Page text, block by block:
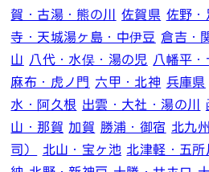
賀・古湯・熊の川
佐賀県 佐野・
寺・天城湯ヶ島・中伊豆 倉吉・
山 八代・水俣・湯の児 八幡平
麻布・虎ノ門 六甲・北神 兵庫県
水・阿久根 出雲・大社・湯の川
山・那賀 加賀 勝浦・御宿 北九
司）
北山・宝ヶ池 北津軽・五所